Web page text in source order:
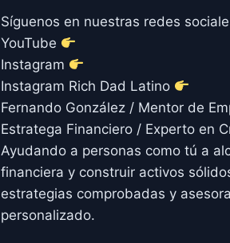
Síguenos en nuestras redes
YouTube
Instagram
Instagram Rich Dad Latino
Fernando González / Mentor de
Estratega Financiero / Experto en
Ayudando a personas como tú a
financiera y construir activos
estrategias comprobadas y
personalizado.